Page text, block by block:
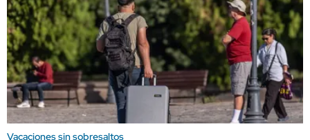
Vacaciones sin sobresaltos